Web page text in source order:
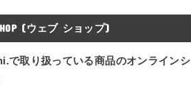
(ウェブ ショップ)
で取り扱っている商品のオンラインシ